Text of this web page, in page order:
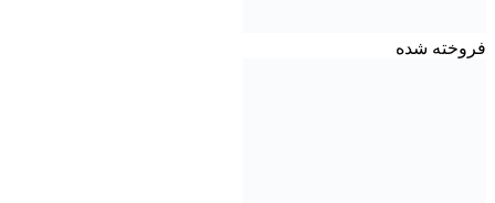
فروخته شده